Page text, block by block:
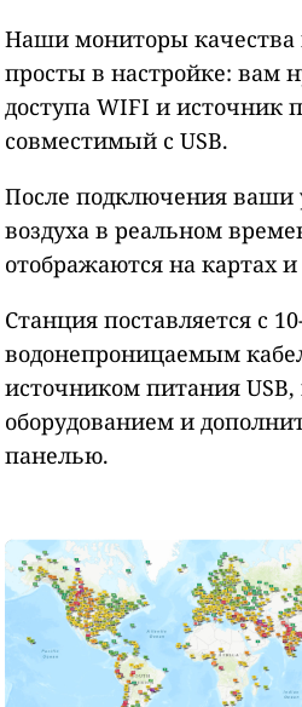
Наши мониторы качества
просты в настройке: вам
доступа WIFI и источник
совместимый с USB.
После подключения ваши
воздуха в реальном
отображаются на картах и
Станция поставляется с
водонепроницаемым
источником питания
оборудованием и
панелью.